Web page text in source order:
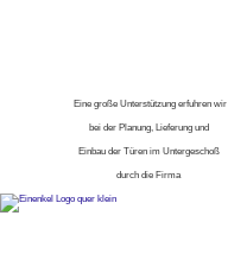
Eine große Unterstützung erfuhren wir
bei der Planung, Lieferung und
Einbau der Türen im Untergeschoß
durch die Firma